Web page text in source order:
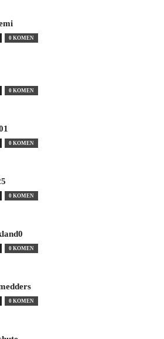
0 KOMEN
0 KOMEN
0 KOMEN
0 KOMEN
0 KOMEN
0 KOMEN